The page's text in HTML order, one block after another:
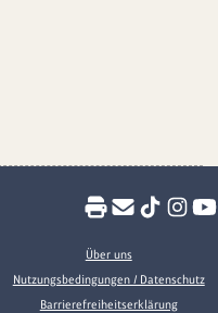
Über uns
Nutzungsbedingungen / Datenschutz
Barrierefreiheitserklärung